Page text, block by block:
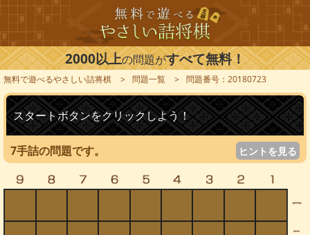
2000以上の問題がすべて無料！
無料で遊べるやさしい詰将棋 問題一覧 問題番号：20180723
スタートボタンをクリックしよう！
7手詰の問題です。 ヒントを見る